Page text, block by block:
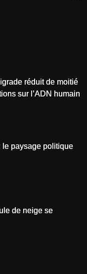
réduit de moitié
sur l’ADN humain
le paysage politique
de neige se